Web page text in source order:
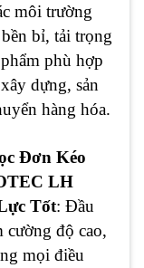
môi trường
bỉ, tải trọng
phù hợp
dựng, sản
hàng hóa.
Đơn Kéo
LH
Tốt: Đầu
cường độ cao,
mọi điều